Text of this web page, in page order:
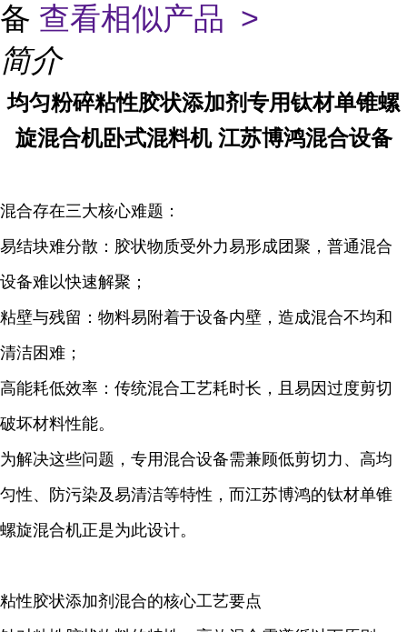
备 查看相似产品 >
简介
均匀粉碎粘性胶状添加剂专用钛材单锥螺
旋混合机卧式混料机 江苏博鸿混合设备
混合存在三大核心难题：
易结块难分散：胶状物质受外力易形成团聚，普通混合
设备难以快速解聚；
粘壁与残留：物料易附着于设备内壁，造成混合不均和
清洁困难；
高能耗低效率：传统混合工艺耗时长，且易因过度剪切
破坏材料性能。
为解决这些问题，专用混合设备需兼顾低剪切力、高均
匀性、防污染及易清洁等特性，而江苏博鸿的钛材单锥
螺旋混合机正是为此设计。
粘性胶状添加剂混合的核心工艺要点